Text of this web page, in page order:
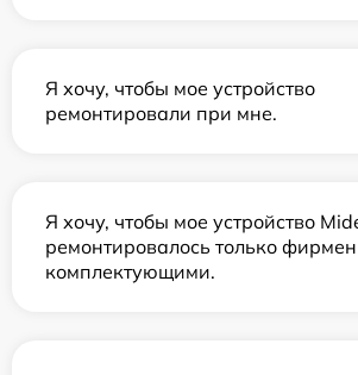
Я хочу, чтобы мое устройство
ремонтировали при мне.
Я хочу, чтобы мое устройство
ремонтировалось только
комплектующими.